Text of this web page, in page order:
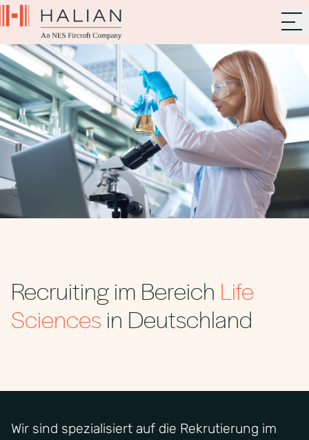
Recruiting im Bereich Life
Sciences in Deutschland
Wir sind spezialisiert auf die Rekrutierung im